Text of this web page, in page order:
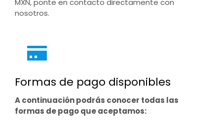
MXN, ponte en contacto directamente con
nosotros.
Formas de pago disponibles
A continuación podrás conocer todas las
formas de pago que aceptamos: